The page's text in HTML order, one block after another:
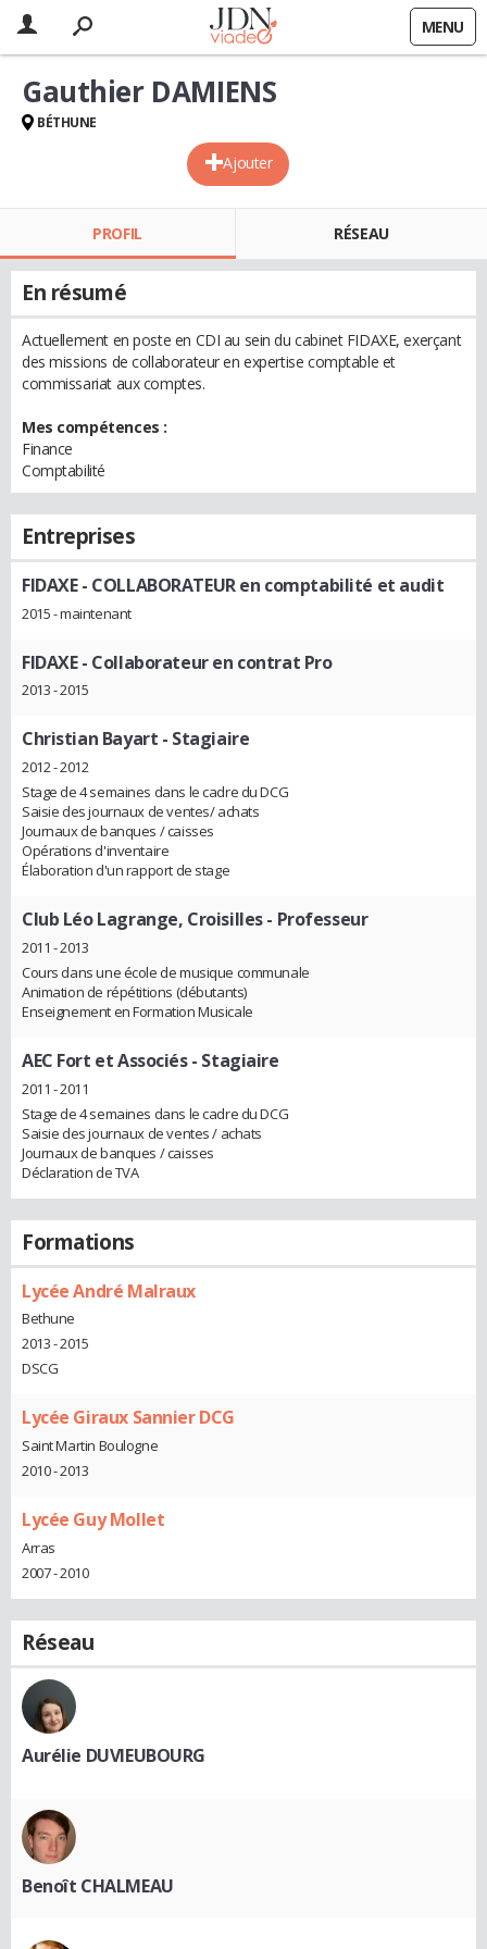
MENU
Ajouter
Gauthier DAMIENS
BÉTHUNE
PROFIL RÉSEAU
En résumé
Actuellement en poste en CDI au sein du cabinet FIDAXE, exerçant
des missions de collaborateur en expertise comptable et
commissariat aux comptes.
Mes compétences :
Finance
Comptabilité
Entreprises
FIDAXE- COLLABORATEUR en comptabilité et audit
2015 - maintenant
FIDAXE- Collaborateur en contrat Pro
2013 - 2015
Christian Bayart - Stagiaire
2012 - 2012
Stage de 4 semaines dans le cadre du DCG
Saisie des journaux de ventes/ achats
Journaux de banques / caisses
Opérations d'inventaire
Élaboration d'un rapport de stage
Club Léo Lagrange, Croisilles- Professeur
2011 - 2013
Cours dans une école de musique communale
Animation de répétitions (débutants)
Enseignement en Formation Musicale
AEC Fort et Associés- Stagiaire
2011 - 2011
Stage de 4 semaines dans le cadre du DCG
Saisie des journaux de ventes / achats
Journaux de banques / caisses
Déclaration de TVA
Formations
Lycée André Malraux
Bethune
2013 - 2015
DSCG
Lycée Giraux Sannier DCG
Saint Martin Boulogne
2010 - 2013
Lycée Guy Mollet
Arras
2007 - 2010
Réseau
Aurélie DUVIEUBOURG
Benoît CHALMEAU